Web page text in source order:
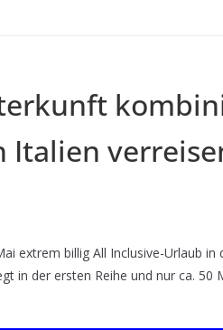
extrem billig All Inclusive-Urlaub in
in der ersten Reihe und nur ca. 50